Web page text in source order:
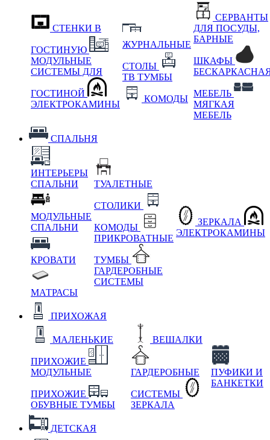
СТЕНКИ В
ГОСТИНУЮ
МОДУЛЬНЫЕ
СИСТЕМЫ ДЛЯ
ГОСТИНОЙ
ЭЛЕКТРОКАМИНЫ
ЖУРНАЛЬНЫЕ
СТОЛЫ
ТВ ТУМБЫ
КОМОДЫ
СЕРВАНТЫ
ДЛЯ ПОСУДЫ,
БАРНЫЕ
ШКАФЫ
МЕБЕЛЬ
МЯГКАЯ
МЕБЕЛЬ
СПАЛЬНЯ
ИНТЕРЬЕРЫ
СПАЛЬНИ
МОДУЛЬНЫЕ
СПАЛЬНИ
КРОВАТИ
МАТРАСЫ
ТУАЛЕТНЫЕ
СТОЛИКИ
КОМОДЫ
ПРИКРОВАТНЫЕ
ТУМБЫ
ГАРДЕРОБНЫЕ
СИСТЕМЫ
ЗЕРКАЛА
ЭЛЕКТРОКАМИНЫ
ПРИХОЖАЯ
МАЛЕНЬКИЕ
ПРИХОЖИЕ
МОДУЛЬНЫЕ
ПРИХОЖИЕ
ОБУВНЫЕ ТУМБЫ
ВЕШАЛКИ
ГАРДЕРОБНЫЕ
СИСТЕМЫ
ЗЕРКАЛА
ПУФИКИ И
БАНКЕТКИ
ДЕТСКАЯ